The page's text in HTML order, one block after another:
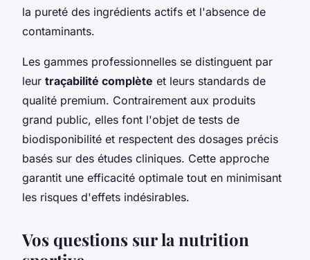
la pureté des ingrédients actifs et l'absence de
contaminants.
Les gammes professionnelles se distinguent par
leur traçabilité complète et leurs standards de
qualité premium. Contrairement aux produits
grand public, elles font l'objet de tests de
biodisponibilité et respectent des dosages précis
basés sur des études cliniques. Cette approche
garantit une efficacité optimale tout en minimisant
les risques d'effets indésirables.
Vos questions sur la nutrition